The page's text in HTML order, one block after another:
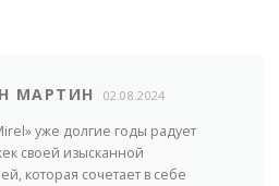
МАРТИН 02.08.2024
уже долгие годы радует
своей изысканной
которая сочетает в себе